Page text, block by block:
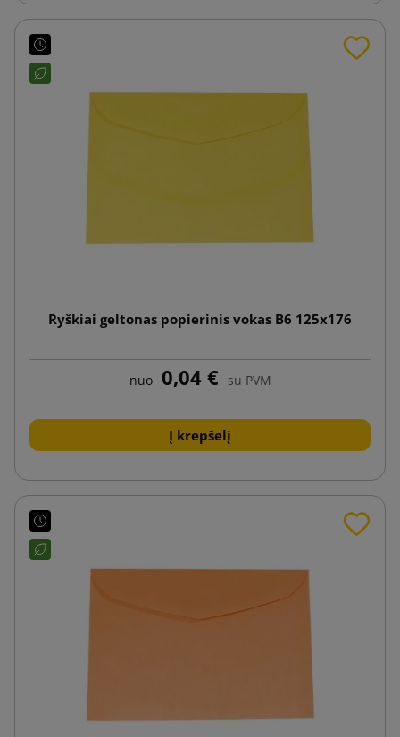
Ryškiai geltonas popierinis vokas B6 125x176
nuo 0,04 € su PVM
Į krepšelį